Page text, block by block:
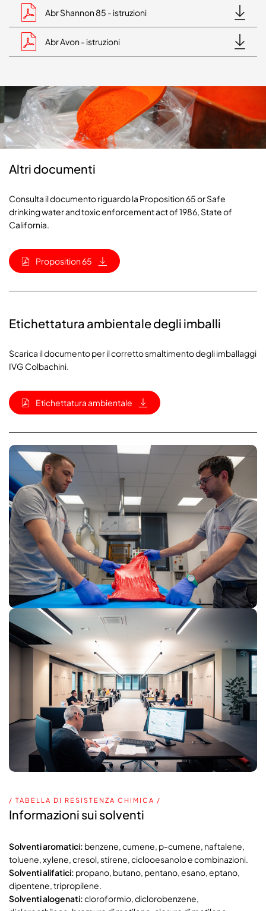
Abr Shannon 85 - istruzioni
Abr Avon - istruzioni
Altri documenti
Consulta il documento riguardo la Proposition 65 or Safe
drinking water and toxic enforcement act of 1986, State of
California.
Proposition 65
Etichettatura ambientale degli imballi
Scarica il documento per il corretto smaltimento degli imballaggi
IVG Colbachini.
Etichettatura ambientale
/ TABELLA DI RESISTENZA CHIMICA /
Informazioni sui solventi
Solventi aromatici: benzene, cumene, p-cumene, naftalene,
toluene, xylene, cresol, stirene, ciclooesanolo e combinazioni.
Solventi alifatici: propano, butano, pentano, esano, eptano,
dipentene, tripropilene.
Solventi alogenati:cloroformio, diclorobenzene,